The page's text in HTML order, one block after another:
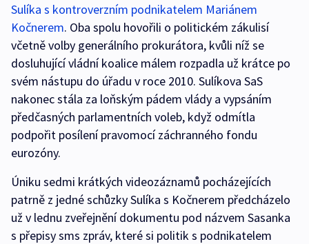
Sulíka s kontroverzním podnikatelem Mariánem
Kočnerem. Oba spolu hovořili o politickém zákulisí
včetně volby generálního prokurátora, kvůli níž se
dosluhující vládní koalice málem rozpadla už krátce po
svém nástupu do úřadu v roce 2010. Sulíkova SaS
nakonec stála za loňským pádem vlády a vypsáním
předčasných parlamentních voleb, když odmítla
podpořit posílení pravomocí záchranného fondu
eurozóny.
Úniku sedmi krátkých videozáznamů pocházejících
patrně z jedné schůzky Sulíka s Kočnerem předcházelo
už v lednu zveřejnění dokumentu pod názvem Sasanka
s přepisy sms zpráv, které si politik s podnikatelem